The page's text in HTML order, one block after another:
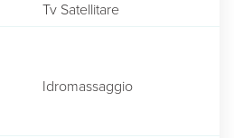
Tv Satellitare
Idromassaggio